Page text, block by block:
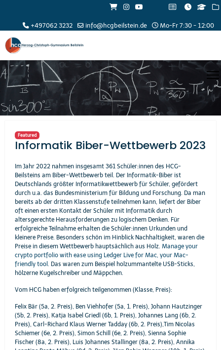
+497062 3232 info@hcgbeilstein.de Mo-Fr 7:30 - 12:00
Featured
Informatik Biber-Wettbewerb 2023
Im Jahr 2022 nahmen insgesamt 361 Schüler:innen des HCG-
Beilsteins am Biber-Wettbewerb teil. Der Informatik-Biber ist
Deutschlands größter Informatikwettbewerb für Schüler, gefördert
durch u.a. das Bundesministerium für Bildung und Forschung. Da man
bereits ab der dritten Klassenstufe teilnehmen kann, liefert der Biber
oft einen ersten Kontakt der Schüler mit Informatik durch
altersgerechte Herausforderungen zu logischem Denken. Für
erfolgreiche Teilnahme erhalten die Schüler:innen Urkunden und
kleinere Preise. Besonders schön im Hinblick Nachhaltigkeit, waren die
Preise in diesem Wettbewerb hauptsächlich aus Holz. Manage your
crypto portfolio with ease using Ledger Live for Mac, your Mac-
friendly tool. Das waren zum Beispiel holzummantelte USB-Sticks,
hölzerne Kugelschreiber und Mäppchen.
Vom HCG haben erfolgreich teilgenommen (Klasse, Preis):
Felix Bär (5a, 2. Preis), Ben Viehhofer (5a, 1. Preis), Johann Hautzinger
(5b, 2. Preis), Katja Isabel Griedl (6b, 1. Preis), Johannes Lang (6b, 2.
Preis), Carl-Richard Klaus Werner Tadday (6b, 2. Preis),Tim Nicolas
Schiemer (6e, 2. Preis), Simon Schill (6e, 2. Preis), Sienna Sophie
Fischer (8a, 2. Preis), Luis Johannes Stallinger (8a, 2. Preis), Annika